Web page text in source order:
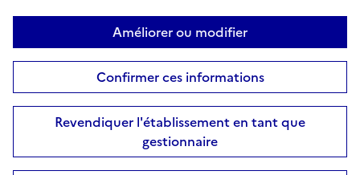
Améliorer ou modifier
Confirmer ces informations
Revendiquer l'établissement en tant que
gestionnaire